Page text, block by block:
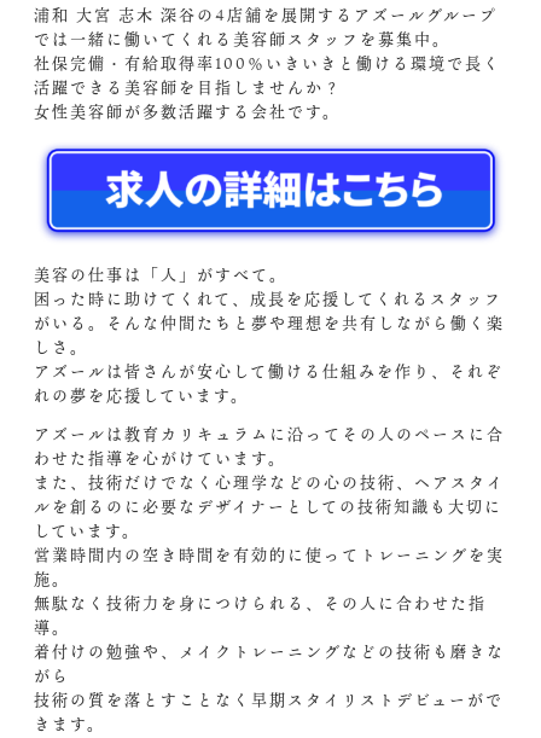
浦和 大宮 志木 深谷の4店舗を展開するアズールグループ
では一緒に働いてくれる美容師スタッフを募集中。
社保完備・有給取得率100％いきいきと働ける環境で長く
活躍できる美容師を目指しませんか？
女性美容師が多数活躍する会社です。
美容の仕事は「人」がすべて。
困った時に助けてくれて、成長を応援してくれるスタッフ
がいる。そんな仲間たちと夢や理想を共有しながら働く楽
しさ。
アズールは皆さんが安心して働ける仕組みを作り、それぞ
れの夢を応援しています。
アズールは教育カリキュラムに沿ってその人のペースに合
わせた指導を心がけています。
また、技術だけでなく心理学などの心の技術、ヘアスタイ
ルを創るのに必要なデザイナーとしての技術知識も大切に
しています。
営業時間内の空き時間を有効的に使ってトレーニングを実
施。
無駄なく技術力を身につけられる、その人に合わせた指
導。
着付けの勉強や、メイクトレーニングなどの技術も磨きな
がら
技術の質を落とすことなく早期スタイリストデビューがで
きます。